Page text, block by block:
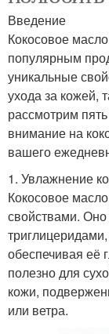
Введение
Кокосовое
популярным
уникальные
ухода за кожей,
рассмотрим
внимание на
вашего
1. Увлажнение
Кокосовое
свойствами.
обеспечивая её
полезно для
кожи,
или ветра.